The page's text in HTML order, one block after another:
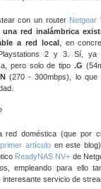
con un router Netgear
una red inalámbrica
a red local
, en
2 y 3. Sí,
pero solo de tipo.G
(270 - 300mbps), lo que
red doméstica (que por
primer artículoen este
ReadyNAS NV+ de
empleando para ello
servicio de